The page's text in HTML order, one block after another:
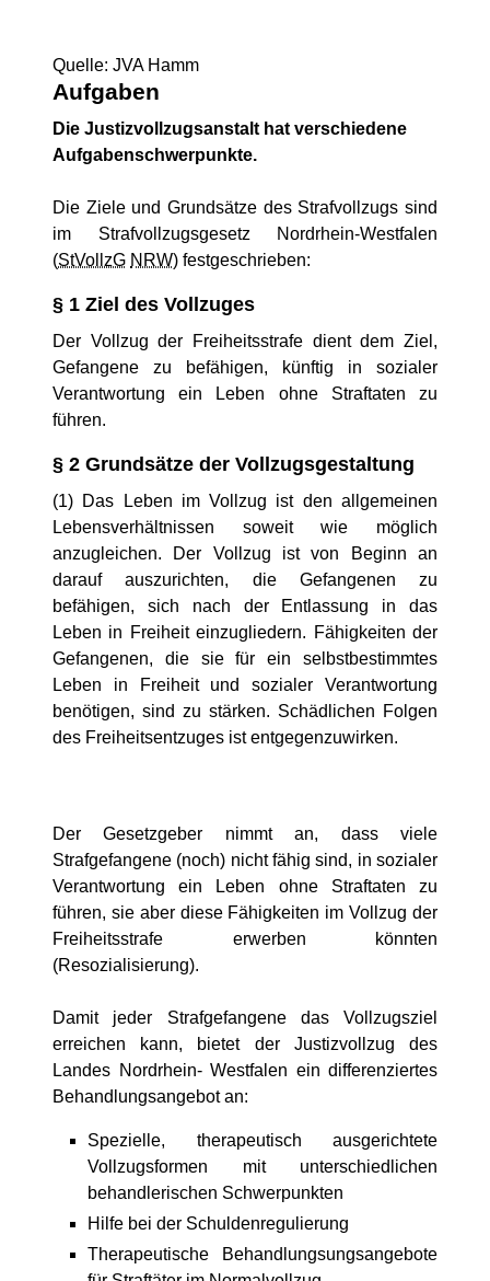
Quelle: JVA Hamm
Aufgaben
Die Justizvollzugsanstalt hat verschiedene
Aufgabenschwerpunkte.
Die Ziele und Grundsätze des Strafvollzugs sind
im Strafvollzugsgesetz Nordrhein-Westfalen
(StVollzG NRW) festgeschrieben:
§ 1 Ziel des Vollzuges
Der Vollzug der Freiheitsstrafe dient dem Ziel,
Gefangene zu befähigen, künftig in sozialer
Verantwortung ein Leben ohne Straftaten zu
führen.
§ 2 Grundsätze der Vollzugsgestaltung
(1) Das Leben im Vollzug ist den allgemeinen
Lebensverhältnissen soweit wie möglich
anzugleichen. Der Vollzug ist von Beginn an
darauf auszurichten, die Gefangenen zu
befähigen, sich nach der Entlassung in das
Leben in Freiheit einzugliedern. Fähigkeiten der
Gefangenen, die sie für ein selbstbestimmtes
Leben in Freiheit und sozialer Verantwortung
benötigen, sind zu stärken. Schädlichen Folgen
des Freiheitsentzuges ist entgegenzuwirken.
Der Gesetzgeber nimmt an, dass viele
Strafgefangene (noch) nicht fähig sind, in sozialer
Verantwortung ein Leben ohne Straftaten zu
führen, sie aber diese Fähigkeiten im Vollzug der
Freiheitsstrafe erwerben könnten
(Resozialisierung).
Damit jeder Strafgefangene das Vollzugsziel
erreichen kann, bietet der Justizvollzug des
Landes Nordrhein- Westfalen ein differenziertes
Behandlungsangebot an:
Spezielle, therapeutisch ausgerichtete
Vollzugsformen mit unterschiedlichen
behandlerischen Schwerpunkten
Hilfe bei der Schuldenregulierung
Therapeutische Behandlungsungsangebote